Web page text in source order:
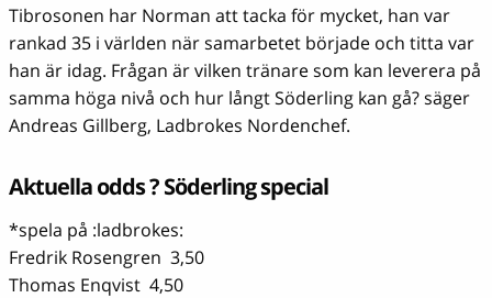
Tibrosonen har Norman att tacka för mycket, han var
rankad 35 i världen när samarbetet började och titta var
han är idag. Frågan är vilken tränare som kan leverera på
samma höga nivå och hur långt Söderling kan gå? säger
Andreas Gillberg, Ladbrokes Nordenchef.
Aktuella odds ? Söderling special
*spela på :ladbrokes:
Fredrik Rosengren 3,50
Thomas Enqvist 4,50